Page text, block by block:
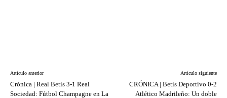
Artículo anterior
Crónica | Real Betis 3-1 Real
Sociedad: Fútbol Champagne en La
Artículo siguiente
CRÓNICA | Betis Deportivo 0-2
Atlético Madrileño: Un doble